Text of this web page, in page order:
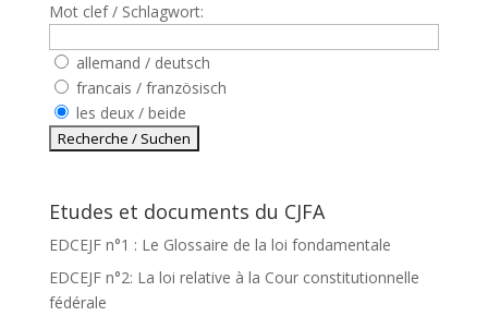
Mot clef / Schlagwort:
allemand / deutsch
francais / französisch
les deux / beide
Etudes et documents du CJFA
EDCEJF n°1 : Le Glossaire de la loi fondamentale
EDCEJF n°2: La loi relative à la Cour constitutionnelle
fédérale